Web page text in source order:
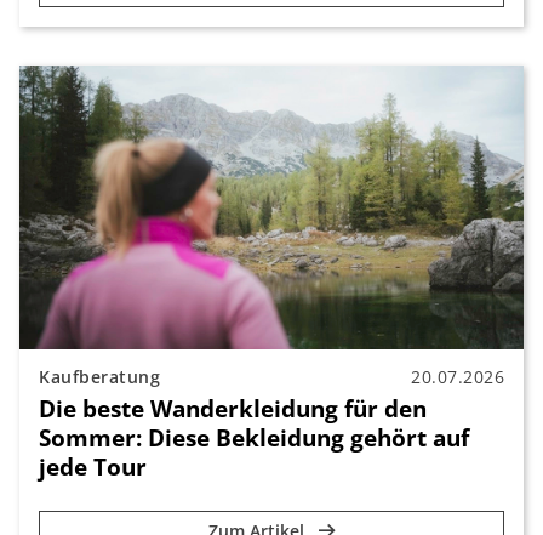
Kaufberatung 20.07.2026
Die beste Wanderkleidung für den
Sommer: Diese Bekleidung gehört auf
jede Tour